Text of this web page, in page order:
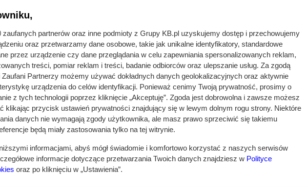
jest byliną z tropikalnych
pędach rozwijają się przez całe
jako roślina jednoroczna,
wiele sezonów.
i przyprawową, a przy tym
mieszańcem, który powstał w
zaufanych partnerów oraz inne podmioty z Grupy KB.pl uzyskujemy dostęp i przechowujemy
oraz przetwarzamy dane osobowe, takie jak unikalne identyfikatory, standardowe
przez urządzenie czy dane przeglądania w celu zapewniania spersonalizowanych reklam,
treści, pomiar reklam i treści, badanie odbiorców oraz ulepszanie usług. Za zgodą
Partnerzy możemy używać dokładnych danych geolokalizacyjnych oraz aktywnie
urządzenia do celów identyfikacji. Ponieważ cenimy Twoją prywatność, prosimy o
z tych technologii poprzez kliknięcie „Akceptuję”. Zgoda jest dobrowolna i zawsze możesz
klikając przycisk ustawień prywatności znajdujący się w lewym dolnym rogu strony. Niektóre
danych nie wymagają zgody użytkownika, ale masz prawo sprzeciwić się takiemu
będą miały zastosowania tylko na tej witrynie.
informacjami, abyś mógł świadomie i komfortowo korzystać z naszych serwisów
informacje dotyczące przetwarzania Twoich danych znajdziesz w Polityce
oraz po kliknięciu w „Ustawienia”.